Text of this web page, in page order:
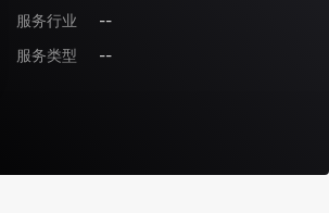
服务行业
--
服务类型
--